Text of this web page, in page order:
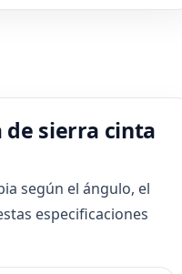
de sierra cinta
según el ángulo, el
especificaciones